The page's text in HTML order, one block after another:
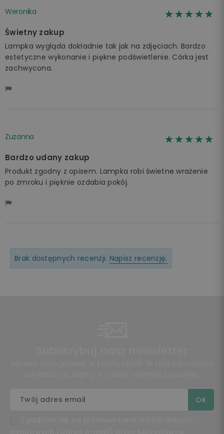
Weronika ☆☆☆☆☆
★★★★★
Świetny zakup
Lampka wygląda dokładnie tak jak na zdjęciach. Bardzo
estetyczne wykonanie i piękne podświetlenie. Córka jest
zachwycona.
Zuzanna ☆☆☆☆☆
★★★★★
Bardzo udany zakup
Produkt zgodny z opisem. Lampka robi świetne wrażenie
po zmroku i pięknie ozdabia pokój.
Brak dostępnych recenzji. Napisz recenzję.